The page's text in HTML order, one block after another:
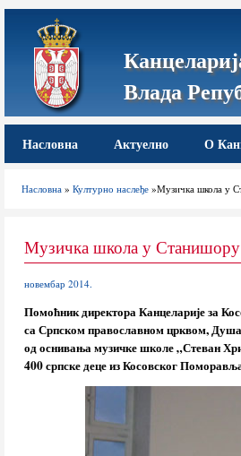
Влада
Насловна Актуелно О
Насловна »Културно наслеђе »Музичка школа у
Музичка школа у Станишору
новембар 2014.
Помоћник директора Канцеларије за
са Српском православном црквом,
од оснивања музичке школе „Стеван
400 српске деце из Косовског